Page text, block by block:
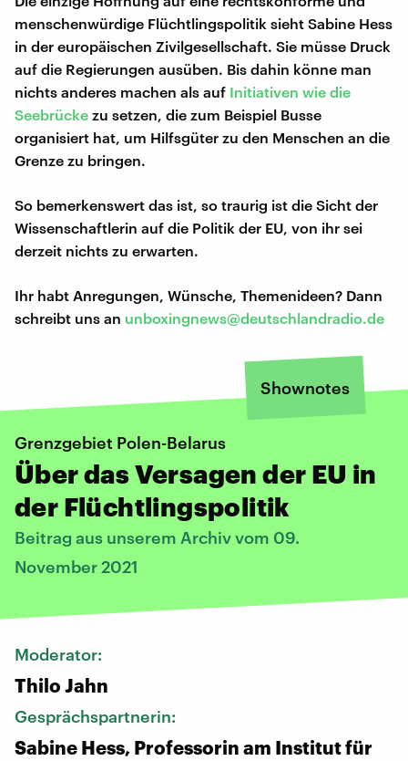
menschenwürdige Flüchtlingspolitik sieht Sabine Hess
in der europäischen Zivilgesellschaft. Sie müsse Druck
auf die Regierungen ausüben. Bis dahin könne man
nichts anderes machen als auf Initiativen wie die
Seebrücke zu setzen, die zum Beispiel Busse
organisiert hat, um Hilfsgüter zu den Menschen an die
Grenze zu bringen.
So bemerkenswert das ist, so traurig ist die Sicht der
Wissenschaftlerin auf die Politik der EU, von ihr sei
derzeit nichts zu erwarten.
Ihr habt Anregungen, Wünsche, Themenideen? Dann
schreibt uns an unboxingnews@deutschlandradio.de
Shownotes
Grenzgebiet Polen-Belarus
Über das Versagen der EU in
der Flüchtlingspolitik
Beitrag aus unserem Archiv vom 09.
November 2021
Moderator:
Thilo Jahn
Gesprächspartnerin:
Sabine Hess, Professorin am Institut für